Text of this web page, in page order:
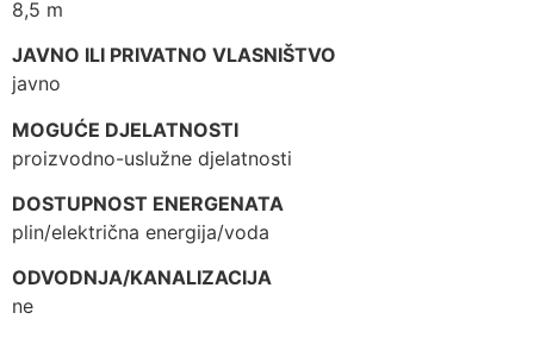
8,5 m
JAVNO ILI PRIVATNO VLASNIŠTVO
javno
MOGUĆE DJELATNOSTI
proizvodno-uslužne djelatnosti
DOSTUPNOST ENERGENATA
plin/električna energija/voda
ODVODNJA/KANALIZACIJA
ne